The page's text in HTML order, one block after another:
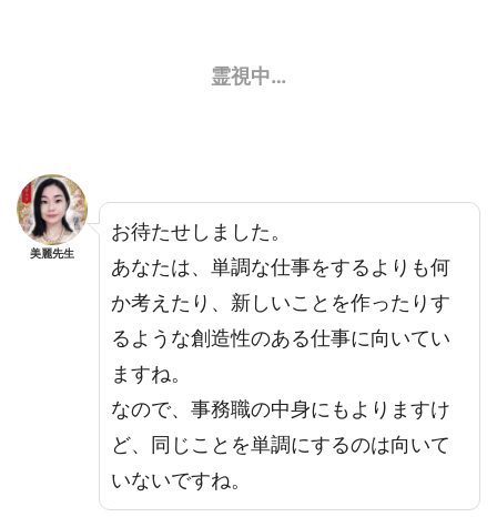
霊視中…
美麗先生
お待たせしました。
あなたは、単調な仕事をするよりも何
か考えたり、新しいことを作ったりす
るような創造性のある仕事に向いてい
ますね。
なので、事務職の中身にもよりますけ
ど、同じことを単調にするのは向いて
いないですね。